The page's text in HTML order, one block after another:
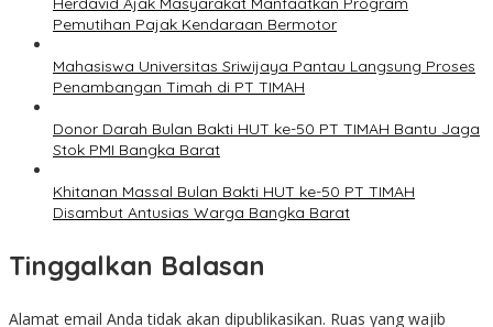
Pemutihan Pajak Kendaraan Bermotor
Mahasiswa Universitas Sriwijaya Pantau Langsung Proses
Penambangan Timah di PT TIMAH
Donor Darah Bulan Bakti HUT ke-50 PT TIMAH Bantu Jaga
Stok PMI Bangka Barat
Khitanan Massal Bulan Bakti HUT ke-50 PT TIMAH
Disambut Antusias Warga Bangka Barat
Tinggalkan Balasan
Alamat email Anda tidak akan dipublikasikan. Ruas yang wajib